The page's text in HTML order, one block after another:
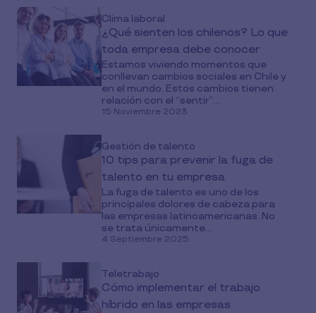
Clima laboral
¿Qué sienten los chilenos? Lo que
toda empresa debe conocer
Estamos viviendo momentos que
conllevan cambios sociales en Chile y
en el mundo. Estos cambios tienen
relación con el “sentir”...
15 Noviembre 2023
Gestión de talento
10 tips para prevenir la fuga de
talento en tu empresa
La fuga de talento es uno de los
principales dolores de cabeza para
las empresas latinoamericanas. No
se trata únicamente...
4 Septiembre 2025
Teletrabajo
Cómo implementar el trabajo
híbrido en las empresas